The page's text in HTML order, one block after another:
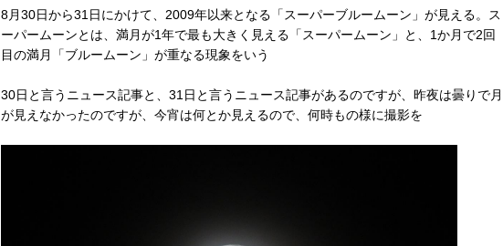
8月30日から31日にかけて、2009年以来となる「スーパーブルームーン」が見える。ス
ーパームーンとは、満月が1年で最も大きく見える「スーパームーン」と、1か月で2回
目の満月「ブルームーン」が重なる現象をいう
30日と言うニュース記事と、31日と言うニュース記事があるのですが、昨夜は曇りで月
が見えなかったのですが、今宵は何とか見えるので、何時もの様に撮影を